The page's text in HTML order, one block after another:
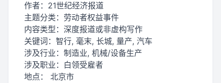
作者： 21世纪经济报道
主题分类： 劳动者权益事件
内容类型： 深度报道或非虚构写作
关键词： 智行, 毫末, 长城, 量产, 汽车
涉及行业： 制造业, 机械/设备生产
涉及职业： 白领受雇者
地点： 北京市